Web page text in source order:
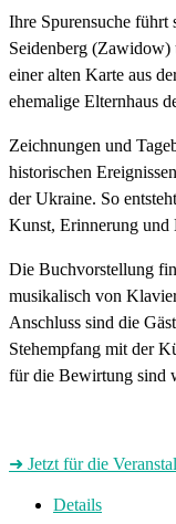
Ihre Spurensuche
Seidenberg
einer alten Karte aus
ehemalige Elternhaus
Zeichnungen und
historischen
der Ukraine. So
Kunst, Erinnerung und
Die Buchvorstellung
musikalisch von
Anschluss sind die
Stehempfang mit der
für die Bewirtung sind
➜ Jetzt für die
Details